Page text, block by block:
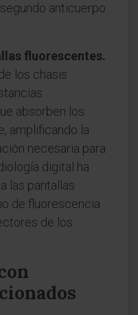
anticuerpo
fluorescentes.
los chasis
absorben los
amplificando la
necesaria para
digital ha
las pantallas
de fluorescencia
de los